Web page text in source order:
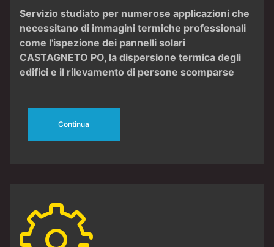
Servizio studiato per numerose applicazioni che
necessitano di immagini termiche professionali
come l'ispezione dei pannelli solari
CASTAGNETO PO, la dispersione termica degli
edifici e il rilevamento di persone scomparse
Continua